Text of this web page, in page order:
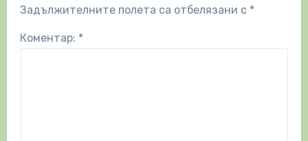
Задължителните полета са отбелязани с *
Коментар: *